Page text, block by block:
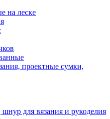
на леске
проектные сумки,
для вязания и рукоделия